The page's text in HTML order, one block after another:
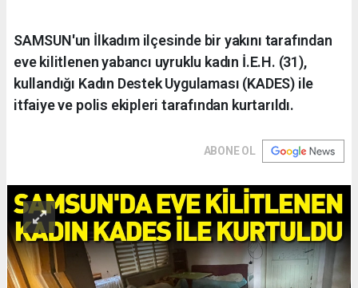
SAMSUN'un İlkadım ilçesinde bir yakını tarafından
eve kilitlenen yabancı uyruklu kadın İ.E.H. (31),
kullandığı Kadın Destek Uygulaması (KADES) ile
itfaiye ve polis ekipleri tarafından kurtarıldı.
ABONE OL